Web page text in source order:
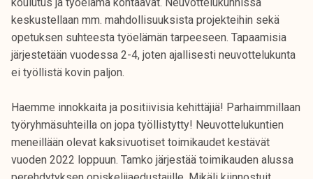
koulutus ja työelämä kohtaavat. Neuvottelukunnissa
keskustellaan mm. mahdollisuuksista projekteihin sekä
opetuksen suhteesta työelämän tarpeeseen. Tapaamisia
järjestetään vuodessa 2-4, joten ajallisesti neuvottelukunta
ei työllistä kovin paljon.
Haemme innokkaita ja positiivisia kehittäjiä! Parhaimmillaan
työryhmäsuhteilla on jopa työllistytty! Neuvottelukuntien
meneillään olevat kaksivuotiset toimikaudet kestävät
vuoden 2022 loppuun. Tamko järjestää toimikauden alussa